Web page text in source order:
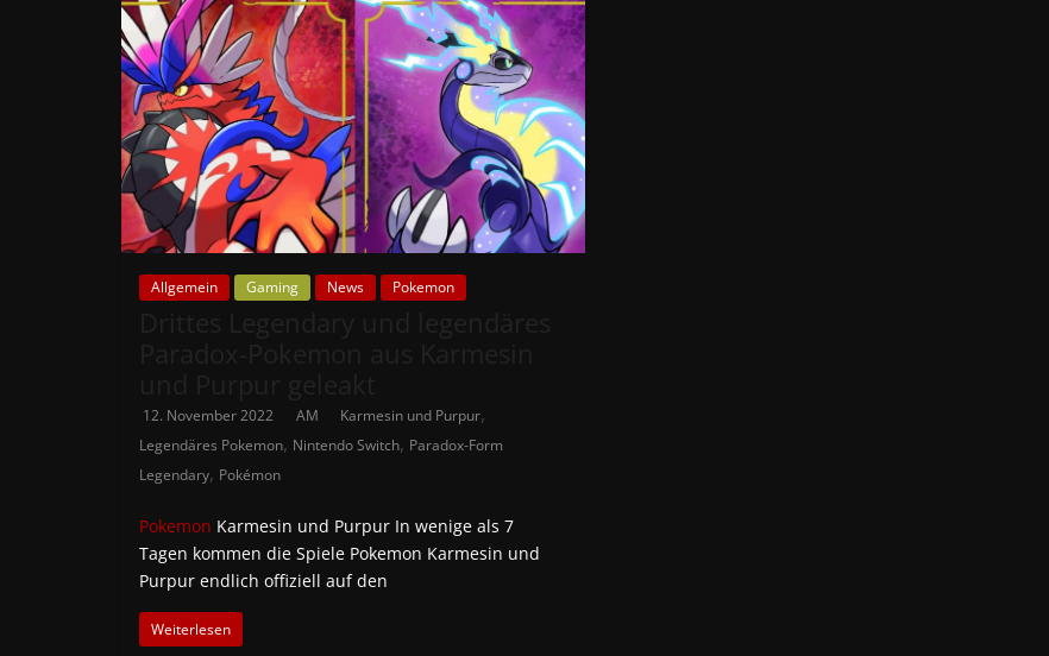
Allgemein Gaming News Pokemon
12. November 2022 AM Karmesin und Purpur,
Legendäres Pokemon, Nintendo Switch, Paradox-Form
Legendary, Pokémon
Pokemon Karmesin und Purpur In wenige als 7
Tagen kommen die Spiele Pokemon Karmesin und
Purpur endlich offiziell auf den
Weiterlesen